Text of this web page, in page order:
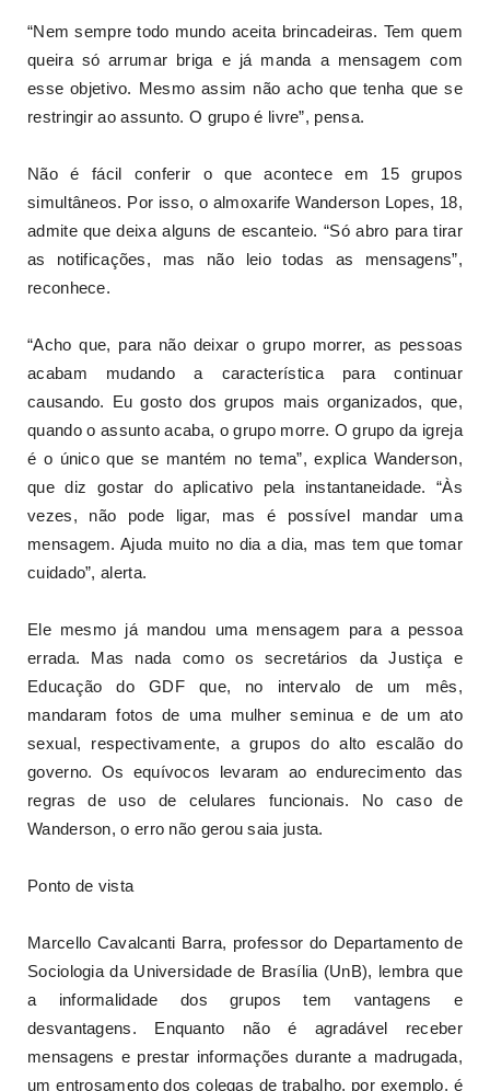
“Nem sempre todo mundo aceita brincadeiras. Tem quem
queira só arrumar briga e já manda a mensagem com
esse objetivo. Mesmo assim não acho que tenha que se
restringir ao assunto. O grupo é livre”, pensa.
Não é fácil conferir o que acontece em 15 grupos
simultâneos. Por isso, o almoxarife Wanderson Lopes, 18,
admite que deixa alguns de escanteio. “Só abro para tirar
as notificações, mas não leio todas as mensagens”,
reconhece.
“Acho que, para não deixar o grupo morrer, as pessoas
acabam mudando a característica para continuar
causando. Eu gosto dos grupos mais organizados, que,
quando o assunto acaba, o grupo morre. O grupo da igreja
é o único que se mantém no tema”, explica Wanderson,
que diz gostar do aplicativo pela instantaneidade. “Às
vezes, não pode ligar, mas é possível mandar uma
mensagem. Ajuda muito no dia a dia, mas tem que tomar
cuidado”, alerta.
Ele mesmo já mandou uma mensagem para a pessoa
errada. Mas nada como os secretários da Justiça e
Educação do GDF que, no intervalo de um mês,
mandaram fotos de uma mulher seminua e de um ato
sexual, respectivamente, a grupos do alto escalão do
governo. Os equívocos levaram ao endurecimento das
regras de uso de celulares funcionais. No caso de
Wanderson, o erro não gerou saia justa.
Ponto de vista
Marcello Cavalcanti Barra, professor do Departamento de
Sociologia da Universidade de Brasília (UnB), lembra que
a informalidade dos grupos tem vantagens e
desvantagens. Enquanto não é agradável receber
mensagens e prestar informações durante a madrugada,
um entrosamento dos colegas de trabalho, por exemplo, é